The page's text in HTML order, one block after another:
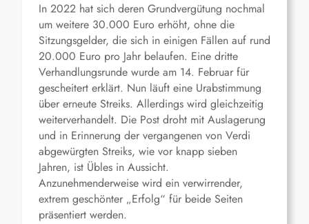
In 2022 hat sich deren Grundvergütung nochmal
um weitere 30.000 Euro erhöht, ohne die
Sitzungsgelder, die sich in einigen Fällen auf rund
20.000 Euro pro Jahr belaufen. Eine dritte
Verhandlungsrunde wurde am 14. Februar für
gescheitert erklärt. Nun läuft eine Urabstimmung
über erneute Streiks. Allerdings wird gleichzeitig
weiterverhandelt. Die Post droht mit Auslagerung
und in Erinnerung der vergangenen von Verdi
abgewürgten Streiks, wie vor knapp sieben
Jahren, ist Übles in Aussicht.
Anzunehmenderweise wird ein verwirrender,
extrem geschönter „Erfolg“ für beide Seiten
präsentiert werden.